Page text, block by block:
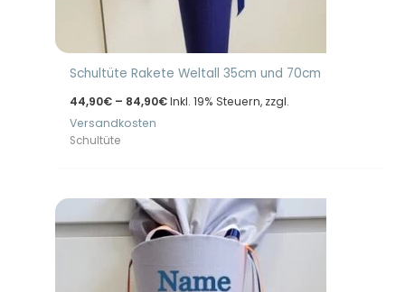
Schultüte Rakete Weltall 35cm und 70cm
44,90€ – 84,90€Preisspanne:
Inkl. 19% Steuern, zzgl.
Versandkosten
Schultüte